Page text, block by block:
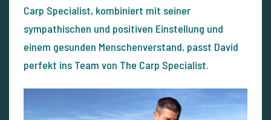
Carp Specialist, kombiniert mit seiner
sympathischen und positiven Einstellung und
einem gesunden Menschenverstand, passt David
perfekt ins Team von The Carp Specialist.